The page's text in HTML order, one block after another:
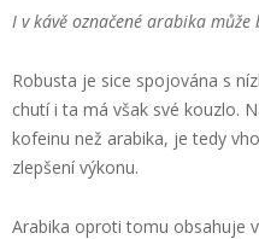
I v kávě označené arabika
Robusta je sice spojována s
chutí i ta má však své kouzlo.
kofeinu než arabika, je tedy
zlepšení výkonu.
Arabika oproti tomu obsahuje